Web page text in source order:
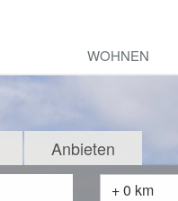
WOHNEN
Anbieten
+ 0 km